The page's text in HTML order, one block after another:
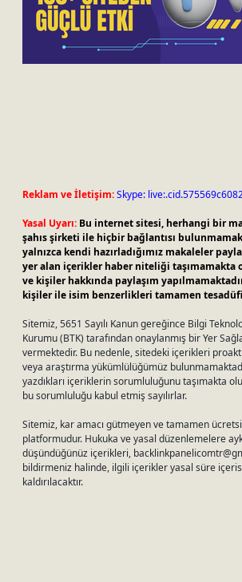
Reklam ve İletişim:Skype:
Yasal Uyarı: Bu internet sitesi, herhangi bir
şahıs şirketi ile hiçbir bağlantısı
yalnızca kendi hazırladığımız makaleler
yer alan içerikler haber niteliği taşımamakta
ve kişiler hakkında paylaşım
kişiler ile isim benzerlikleri tamamen
Sitemiz, 5651 Sayılı Kanun gereğince Bilgi
Kurumu (BTK) tarafından onaylanmış bir Yer
vermektedir. Bu nedenle, sitedeki içerikleri
veya araştırma yükümlülüğümüz
yazdıkları içeriklerin sorumluluğunu taşımakta
bu sorumluluğu kabul etmiş sayılırlar.
Sitemiz, kar amacı gütmeyen ve tamamen
platformudur. Hukuka ve yasal düzenlemelere
düşündüğünüz içerikleri,
bildirmeniz halinde, ilgili içerikler yasal süre
kaldırılacaktır.